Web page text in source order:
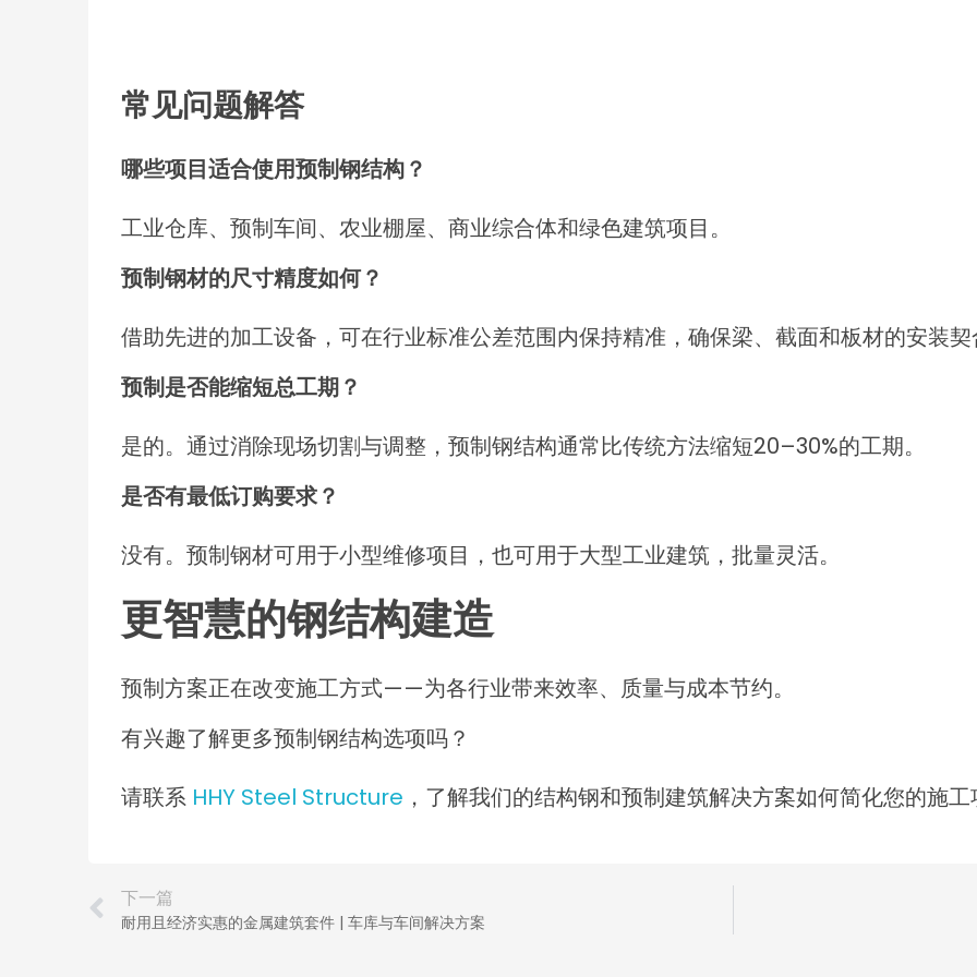
常见问题解答
哪些项目适合使用预制钢结构？
工业仓库、预制车间、农业棚屋、商业综合体和绿色建筑项目。
预制钢材的尺寸精度如何？
借助先进的加工设备，可在行业标准公差范围内保持精准，确保梁、截面和板材的安装
预制是否能缩短总工期？
是的。通过消除现场切割与调整，预制钢结构通常比传统方法缩短20–30%的工期。
是否有最低订购要求？
没有。预制钢材可用于小型维修项目，也可用于大型工业建筑，批量灵活。
更智慧的钢结构建造
预制方案正在改变施工方式——为各行业带来效率、质量与成本节约。
有兴趣了解更多预制钢结构选项吗？
请联系HHY Steel Structure ，了解我们的结构钢和预制建筑解决方案如何简化您的施
下一篇
耐用且经济实惠的金属建筑套件 | 车库与车间解决方案